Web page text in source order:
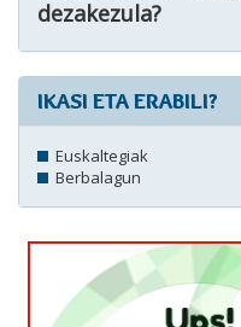
dezakezula?
IKASI ETA ERABILI?
Euskaltegiak
Berbalagun